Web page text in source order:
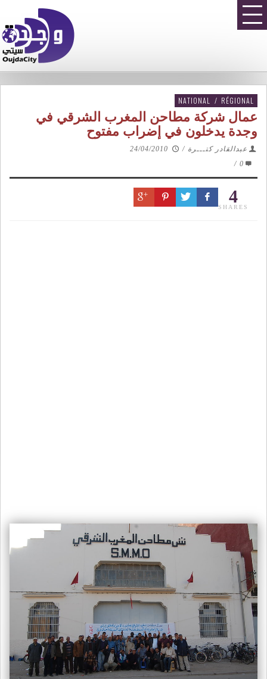
NATIONAL / RÉGIONAL
عمال شركة مطاحن المغرب الشرقي في
وجدة يدخلون في إضراب مفتوح
عبدالقادر كتـــرة /
24/04/2010
0
/
4
SHARES